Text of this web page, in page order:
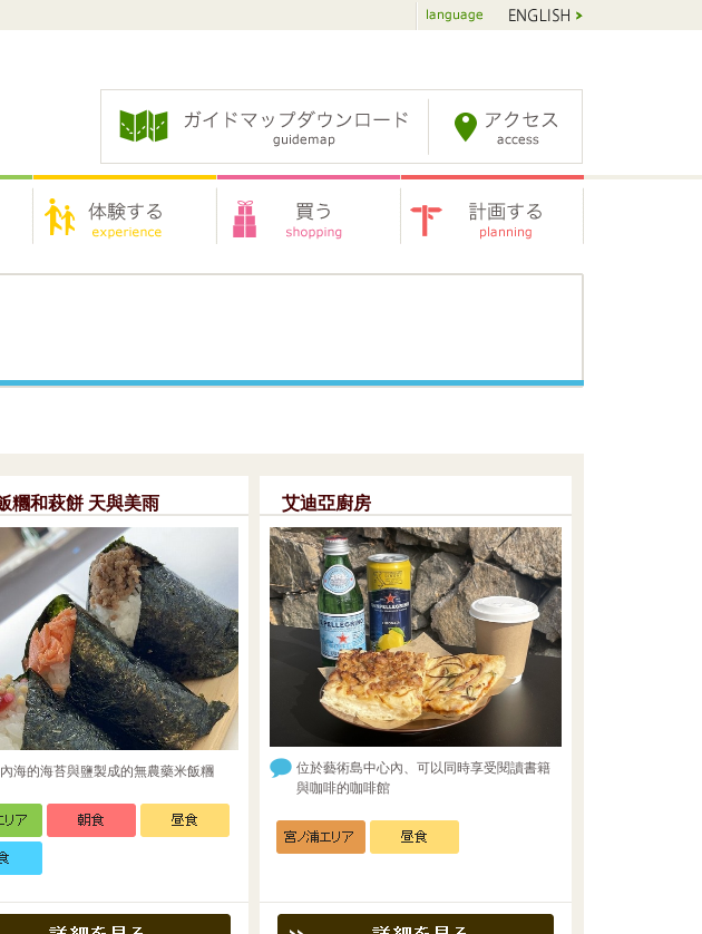
糰和萩餅 天與美雨
海的海苔與鹽製成的無農藥米飯糰
艾迪亞廚房
位於藝術島中心內、可以同時享受閱讀書籍
與咖啡的咖啡館